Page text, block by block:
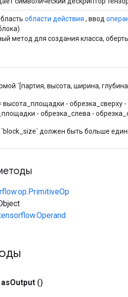
области действия , ввод
метод для создания класса,
`[партия, высота, ширина,
высота_площадки - обрезка_сверху
- обрезка_слева -
`block_size` должен быть больше
asOutput ()